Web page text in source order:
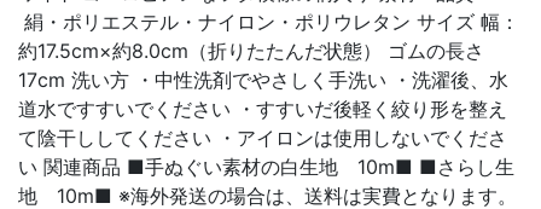
絹・ポリエステル・ナイロン・ポリウレタン サイズ 幅：
約17.5cm×約8.0cm（折りたたんだ状態） ゴムの長さ
17cm 洗い方 ・中性洗剤でやさしく手洗い ・洗濯後、水
道水ですすいでください ・すすいだ後軽く絞り形を整え
て陰干ししてください ・アイロンは使用しないでくださ
い 関連商品 ■手ぬぐい素材の白生地 10m■ ■さらし生
地 10m■ ※海外発送の場合は、送料は実費となります。